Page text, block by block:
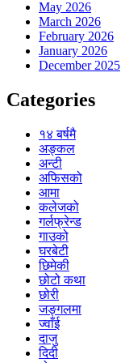
May 2026
March 2026
February 2026
January 2026
December 2025
Categories
१४ बर्षमै
अङ्कल
अन्टी
अफिसको
आमा
कलेजको
गर्लफ्रेन्ड
गाउको
घरबेटी
छिमेकी
छोटो कथा
छोरी
जङ्गलमा
ज्वाँई
दाजु
दिदी